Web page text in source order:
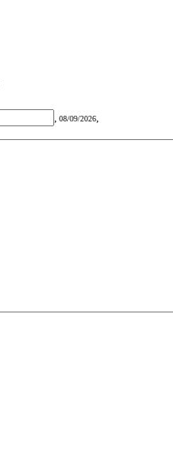
, 08/09/2026,